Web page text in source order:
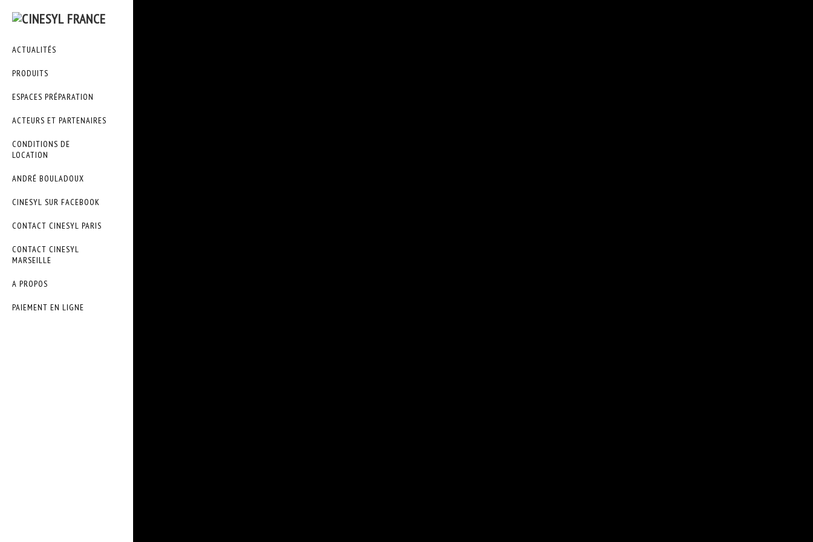
ACTUALITÉS
PRODUITS
ESPACES PRÉPARATION
ACTEURS ET PARTENAIRES
CONDITIONS DE
LOCATION
ANDRÉ BOULADOUX
CINESYL SUR FACEBOOK
CONTACT CINESYL PARIS
CONTACT CINESYL
MARSEILLE
A PROPOS
PAIEMENT EN LIGNE